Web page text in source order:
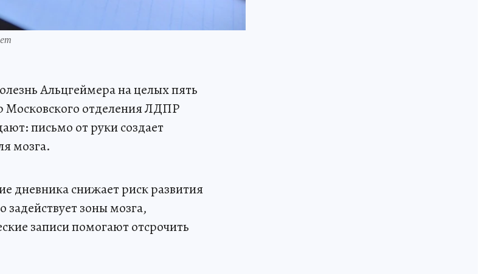
Альцгеймера на целых пять
Московского отделения ЛДПР
письмо от руки создает
мозга.
дневника снижает риск развития
зоны мозга,
записи помогают отсрочить